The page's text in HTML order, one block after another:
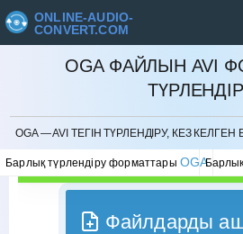
ONLINE-AUDIO-
CONVERT.COM
OGA ФАЙЛЫН AVI
OGA — AVI ТЕГІН ТҮРЛЕНДІРУ, КЕЗ
Барлық түрлендіру форматтары OGA
БОЛДЫРМАУ
Файлдарды